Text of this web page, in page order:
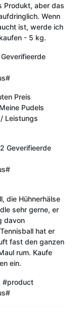
Produkt, aber das
Wenn
ist, werde ich
- 5 kg.
Geverifieerde
Preis
Pudels
Leistungs
Geverifieerde
die Hühnerhälse
sehr gerne, er
davon
hat er
fast den ganzen
rum. Kaufe
ein.
#product